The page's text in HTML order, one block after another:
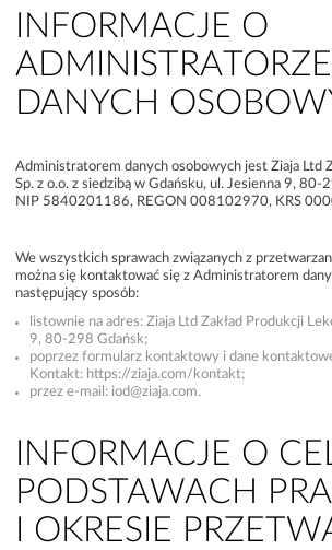
INFORMACJE O
ADMINISTRATORZE
DANYCH
Administratorem danych osobowych jest Ziaja Ltd
Sp. z o.o. z siedzibą w Gdańsku, ul. Jesienna 9, 80-
NIP 5840201186, REGON 008102970, KRS
We wszystkich sprawach związanych z
można się kontaktować się z Administratorem
następujący sposób:
listownie na adres: Ziaja Ltd Zakład Produkcji
9, 80-298 Gdańsk;
poprzez formularz kontaktowy i dane
Kontakt: https://ziaja.com/kontakt;
przez e-mail: iod@ziaja.com.
INFORMACJE O
PODSTAWACH
I OKRESIE